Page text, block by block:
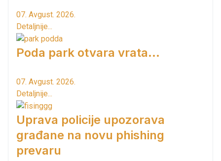
07. Avgust. 2026.
Detaljnije...
Poda park otvara vrata...
07. Avgust. 2026.
Detaljnije...
Uprava policije upozorava
građane na novu phishing
prevaru